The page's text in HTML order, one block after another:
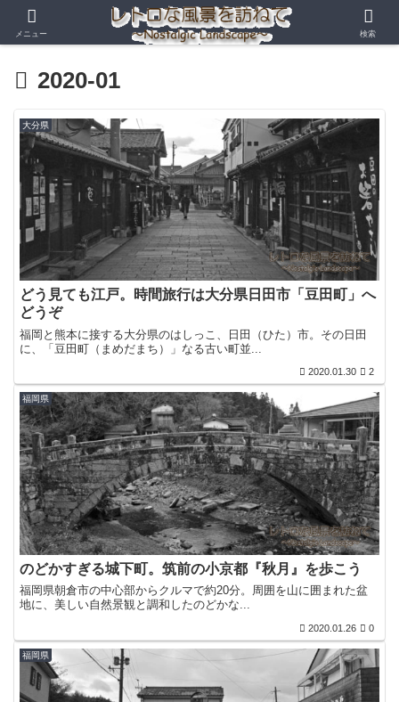
2020-01
大分県
どう見ても江戸。時間旅行は大分県日田市「豆田町」へ
どうぞ
福岡と熊本に接する大分県のはしっこ、日田（ひた）市。その日田
に、「豆田町（まめだまち）」なる古い町並...
2020.01.30 2
福岡県
のどかすぎる城下町。筑前の小京都『秋月』を歩こう
福岡県朝倉市の中心部からクルマで約20分。周囲を山に囲まれた盆
地に、美しい自然景観と調和したのどかな...
2020.01.26 0
福岡県
メニュー 検索